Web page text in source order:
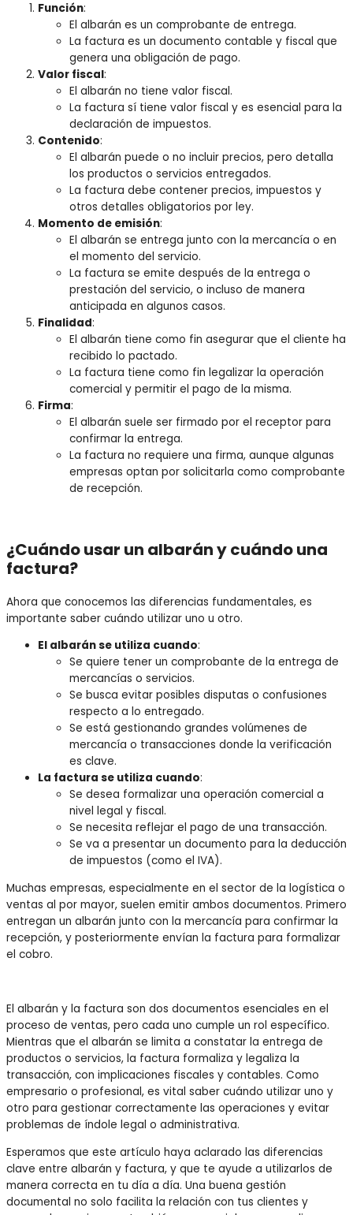
Función:
El albarán es un comprobante de entrega.
La factura es un documento contable y fiscal que
genera una obligación de pago.
Valor fiscal:
El albarán no tiene valor fiscal.
La factura sí tiene valor fiscal y es esencial para la
declaración de impuestos.
Contenido:
El albarán puede o no incluir precios, pero detalla
los productos o servicios entregados.
La factura debe contener precios, impuestos y
otros detalles obligatorios por ley.
Momento de emisión:
El albarán se entrega junto con la mercancía o en
el momento del servicio.
La factura se emite después de la entrega o
prestación del servicio, o incluso de manera
anticipada en algunos casos.
Finalidad:
El albarán tiene como fin asegurar que el cliente ha
recibido lo pactado.
La factura tiene como fin legalizar la operación
comercial y permitir el pago de la misma.
Firma:
El albarán suele ser firmado por el receptor para
confirmar la entrega.
La factura no requiere una firma, aunque algunas
empresas optan por solicitarla como comprobante
de recepción.
¿Cuándo usar un albarán y cuándo una
factura?
Ahora que conocemos las diferencias fundamentales, es
importante saber cuándo utilizar uno u otro.
El albarán se utiliza cuando:
Se quiere tener un comprobante de la entrega de
mercancías o servicios.
Se busca evitar posibles disputas o confusiones
respecto a lo entregado.
Se está gestionando grandes volúmenes de
mercancía o transacciones donde la verificación
es clave.
La factura se utiliza cuando:
Se desea formalizar una operación comercial a
nivel legal y fiscal.
Se necesita reflejar el pago de una transacción.
Se va a presentar un documento para la deducción
de impuestos (como el IVA).
Muchas empresas, especialmente en el sector de la logística o
ventas al por mayor, suelen emitir ambos documentos. Primero
entregan un albarán junto con la mercancía para confirmar la
recepción, y posteriormente envían la factura para formalizar
el cobro.
El albarán y la factura son dos documentos esenciales en el
proceso de ventas, pero cada uno cumple un rol específico.
Mientras que el albarán se limita a constatar la entrega de
productos o servicios, la factura formaliza y legaliza la
transacción, con implicaciones fiscales y contables. Como
empresario o profesional, es vital saber cuándo utilizar uno y
otro para gestionar correctamente las operaciones y evitar
problemas de índole legal o administrativa.
Esperamos que este artículo haya aclarado las diferencias
clave entre albarán y factura, y que te ayude a utilizarlos de
manera correcta en tu día a día. Una buena gestión
documental no solo facilita la relación con tus clientes y